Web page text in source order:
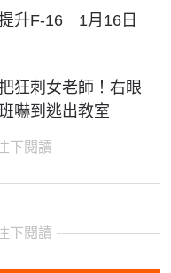
升F-16 1月16日
狂刺女老師！右眼
嚇到逃出教室
下閱讀
下閱讀